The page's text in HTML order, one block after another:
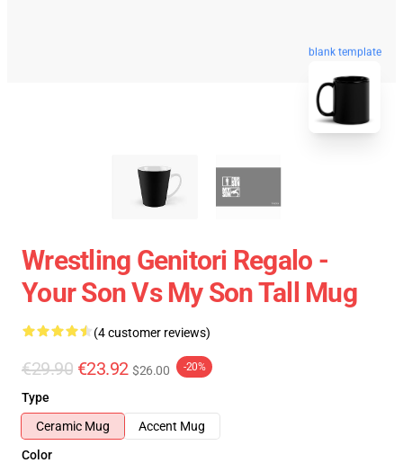
blank template
Wrestling Genitori Regalo -
Your Son Vs My Son Tall Mug
(4 customer reviews)
€29.90 €23.92 $26.00 -20%
Type
Ceramic Mug
Accent Mug
Color